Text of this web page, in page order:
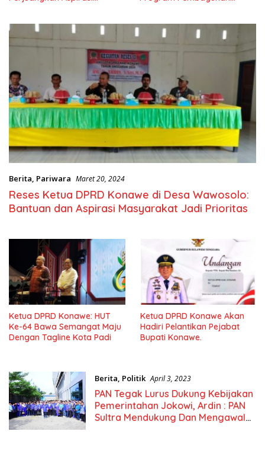
Berita, Pariwara Maret 20, 2024
Reses Ketua DPRD Konawe di Desa Wawosolo:
Bantuan dan Aspirasi Masyarakat Jadi Prioritas
Ketua DPRD Konawe: HUT
Ke-64 Bawa Semangat Maju
Dengan Tagline Kota Padi
Ketua DPRD Konawe Akan
Hadiri Pelantikan Pejabat
Bupati Konawe.
Berita, Politik April 3, 2023
PAN Tegak Lurus Dukung Kebijakan
Pemerintahan Jokowi, Ardin : PAN
Sultra Mendukung Dan Mengawal